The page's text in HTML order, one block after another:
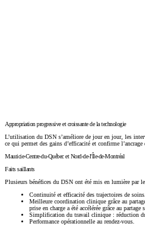
Appropriation progressive et croissante de la technologie
L’utilisation du DSN s’améliore de jour en jour, les
ce qui permet des gains d’efficacité et confirme
Mauricie-Centre-du-Québec et Nord-de-l'Île-de-Montréal
Faits saillants
Plusieurs bénéfices du DSN ont été mis en lumière par
Continuité et efficacité des trajectoires de soins.
Meilleure coordination clinique grâce au
prise en charge a été accélérée grâce au partage
Simplification du travail clinique : réduction
Performance opérationnelle au rendez-vous.